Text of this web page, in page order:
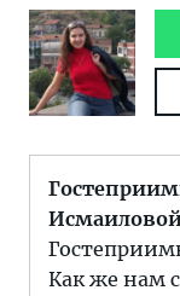
Как же нам